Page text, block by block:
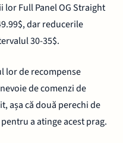
lor Full Panel OG Straight
dar reducerile
30-35$.
lor de recompense
de comenzi de
așa că două perechi de
a atinge acest prag.